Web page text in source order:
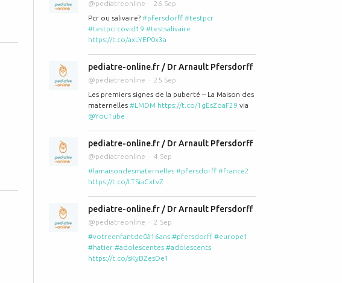
Au secours, il ne veut pas dormir dans son lit !
@pediatreonline
26 Sep
Pcr ou salivaire? #pfersdorff #testpcr
#testpcrcovid19 #testsalivaire
https://t.co/axLYEP0x3a
pediatre-online.fr / Dr Arnault Pfersdorff
@pediatreonline
25 Sep
Les premiers signes de la puberté – La Maison des
maternelles #LMDM https://t.co/1gEsZoaF29 via
@YouTube
pediatre-online.fr / Dr Arnault Pfersdorff
@pediatreonline
4 Sep
#lamaisondesmaternelles #pfersdorff #france2
https://t.co/tTSiaCxtvZ
pediatre-online.fr / Dr Arnault Pfersdorff
@pediatreonline
2 Sep
#votreenfantde0à16ans #pfersdorff #europe1
#hatier #adolescentes #adolescents
https://t.co/sKyBZesDe1